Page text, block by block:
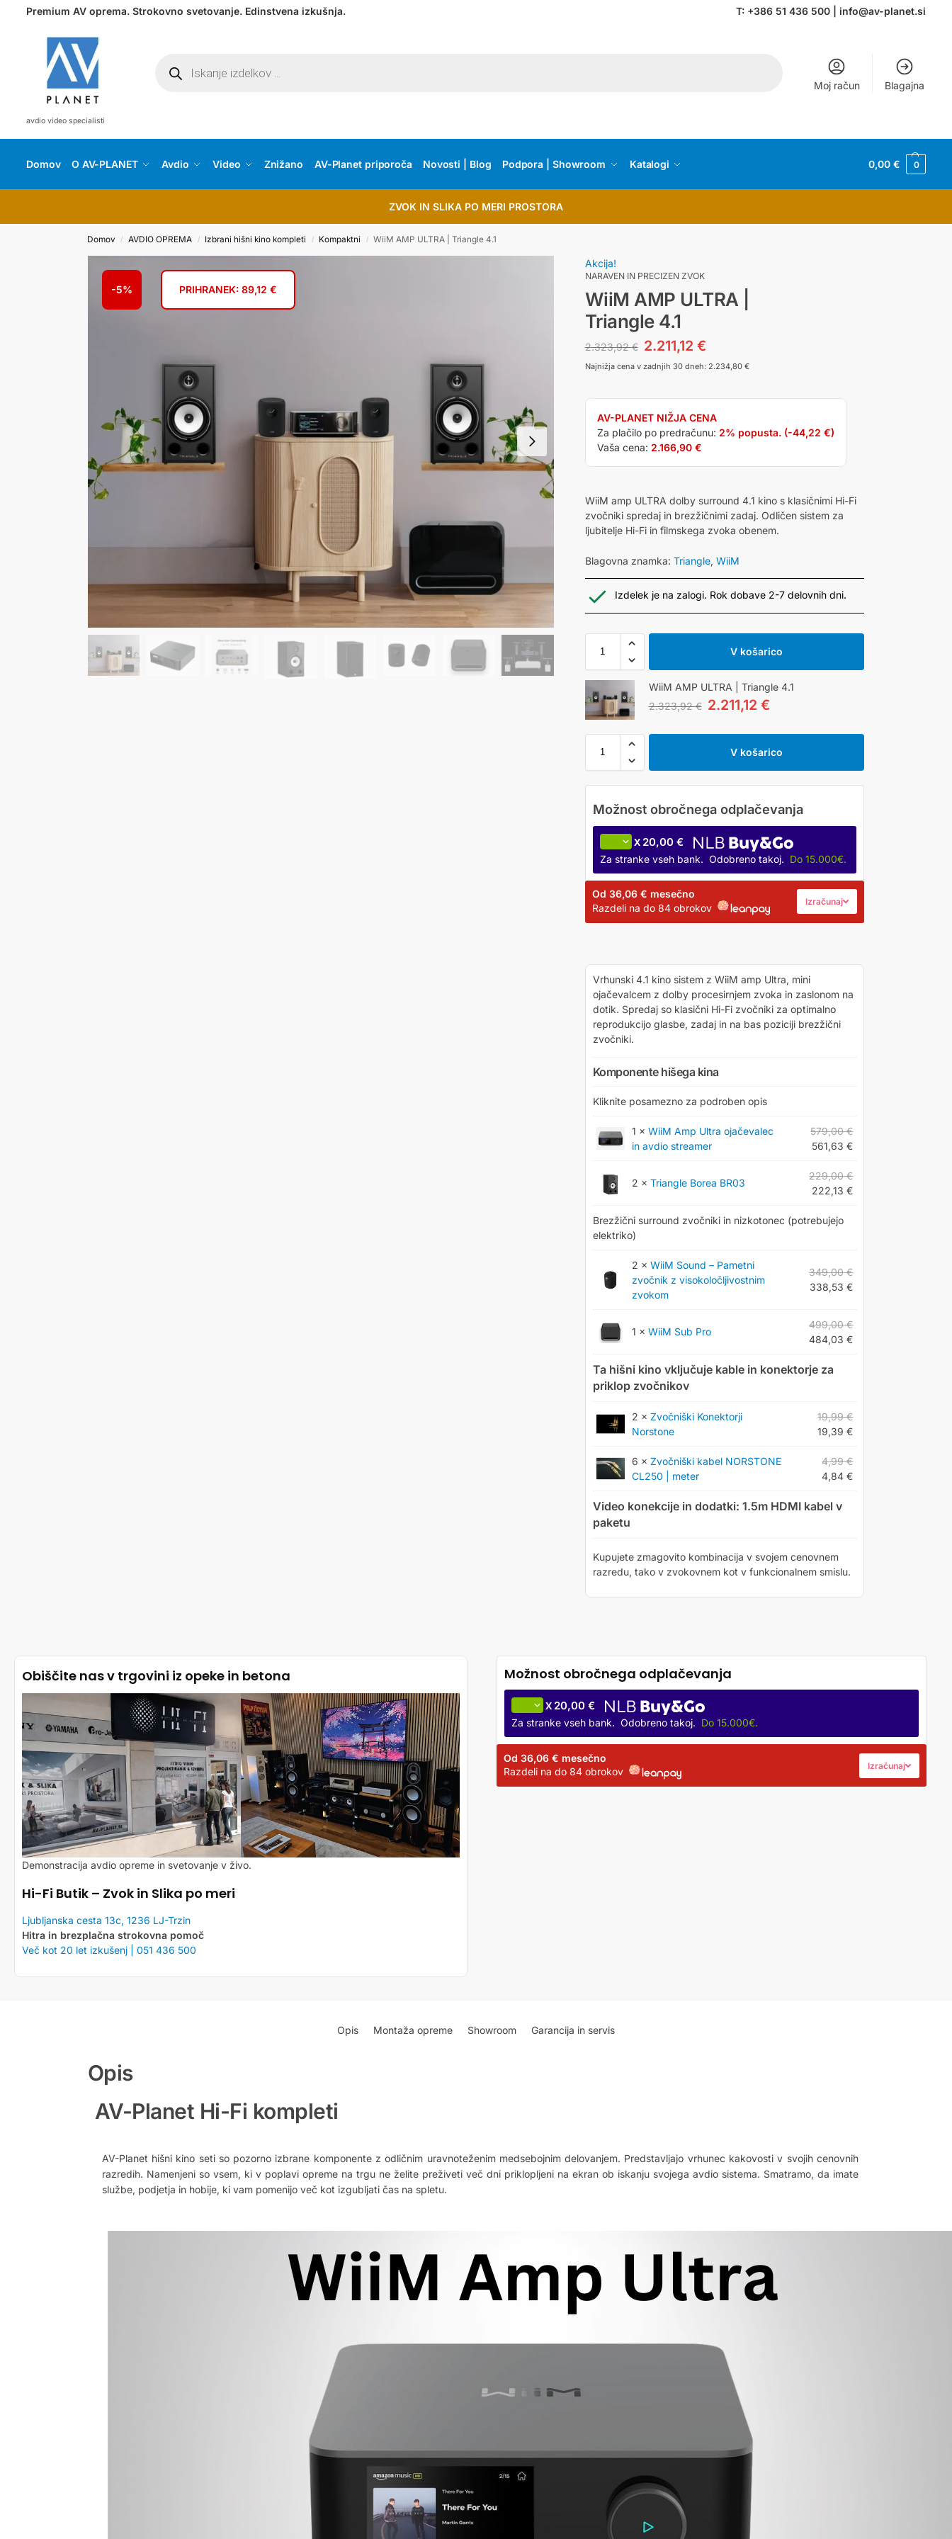
Premium AV oprema. Strokovno svetovanje. Edinstvena izkušnja. T: +386 51 436 500 |info@av-planet.si
avdio video specialisti
Moj račun Blagajna
Domov O AV-PLANET Avdio Video Znižano AV-Planet priporoča Novosti | Blog Podpora | Showroom Katalogi 0,00 € 0
ZVOK IN SLIKA PO MERI PROSTORA
Domov / AVDIO OPREMA / Izbrani hišni kino kompleti / Kompaktni / WiiM AMP ULTRA | Triangle 4.1
PRIHRANEK: 89,12 €
-5%
Akcija!
NARAVEN IN PRECIZEN ZVOK
WiiM AMP ULTRA |
Triangle 4.1
2.323,92€ 2.211,12€
Najnižja cena v zadnjih 30 dneh: 2.234,80 €
AV-PLANET NIŽJA CENA
Za plačilo po predračunu: 2% popusta. (-44,22 €)
Vaša cena: 2.166,90 €
WiiM amp ULTRA dolby surround 4.1 kino s klasičnimi Hi-Fi
zvočniki spredaj in brezžičnimi zadaj. Odličen sistem za
ljubitelje Hi-Fi in filmskega zvoka obenem.
Blagovna znamka: Triangle, WiiM
Izdelek je na zalogi. Rok dobave 2-7 delovnih dni.
V košarico
WiiM AMP ULTRA | Triangle 4.1
2.323,92€ 2.211,12€
V košarico
X 20,00 €
Za stranke vseh bank. Odobreno takoj. Do 15.000€.
Od 36,06 € mesečno
Razdeli na do 84 obrokov
Izračunaj
Vrhunski 4.1 kino sistem z WiiM amp Ultra, mini
ojačevalcem z dolby procesirnjem zvoka in zaslonom na
dotik. Spredaj so klasični Hi-Fi zvočniki za optimalno
reprodukcijo glasbe, zadaj in na bas poziciji brezžični
zvočniki.
Komponente hišega kina
Kliknite posamezno za podroben opis
1 × WiiM Amp Ultra ojačevalec
in avdio streamer
579,00€
561,63€
2 × Triangle Borea BR03
229,00€
222,13€
Brezžični surround zvočniki in nizkotonec (potrebujejo
elektriko)
2 × WiiM Sound – Pametni
zvočnik z visokoločljivostnim
zvokom
349,00€
338,53€
1 × WiiM Sub Pro
499,00€
484,03€
Ta hišni kino vključuje kable in konektorje za
priklop zvočnikov
2 × Zvočniški Konektorji
Norstone
19,99€
19,39€
6 × Zvočniški kabel NORSTONE
CL250 | meter
4,99€
4,84€
Video konekcije in dodatki: 1.5m HDMI kabel v
paketu
Kupujete zmagovito kombinacija v svojem cenovnem
razredu, tako v zvokovnem kot v funkcionalnem smislu.
Obiščite nas v trgovini iz opeke in betona
Demonstracija avdio opreme in svetovanje v živo.
Hi-Fi Butik – Zvok in Slika po meri
Ljubljanska cesta 13c, 1236 LJ-Trzin
Hitra in brezplačna strokovna pomoč
Več kot 20 let izkušenj | 051 436 500
X 20,00 €
Za stranke vseh bank. Odobreno takoj. Do 15.000€.
Od 36,06 € mesečno
Razdeli na do 84 obrokov
Izračunaj
Opis Montaža opreme Showroom Garancija in servis
Opis
AV-Planet Hi-Fi kompleti
AV-Planet hišni kino seti so pozorno izbrane komponente z odličnim uravnoteženim medsebojnim delovanjem. Predstavljajo vrhunec kakovosti v svojih cenovnih
razredih. Namenjeni so vsem, ki v poplavi opreme na trgu ne želite preživeti več dni priklopljeni na ekran ob iskanju svojega avdio sistema. Smatramo, da imate
službe, podjetja in hobije, ki vam pomenijo več kot izgubljati čas na spletu.